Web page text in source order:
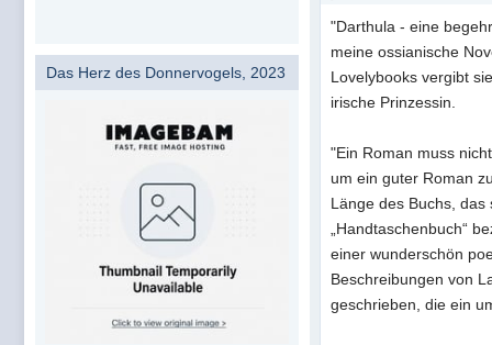
"Darthula - eine
meine ossianische
Lovelybooks vergibt
irische Prinzessin.
"Ein Roman muss
um ein guter Roman
Länge des Buchs,
„Handtaschenbuch“
einer wunderschön
Beschreibungen von
geschrieben, die ein
Das Herz des Donnervogels, 2023